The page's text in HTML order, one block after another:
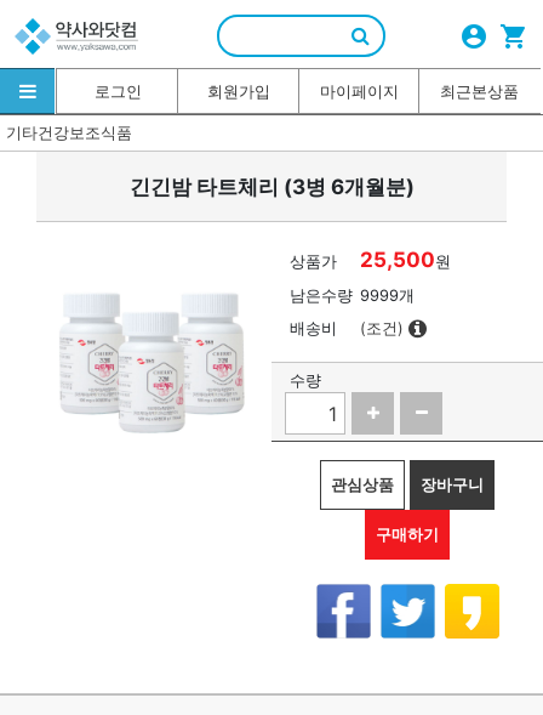
account_circle shopping_cart
로그인 회원가입 마이페이지 최근본상품
기타건강보조식품
긴긴밤 타트체리 (3병 6개월분)
상품가 25,500원
남은수량 9999개
배송비
(조건)
수량
관심상품 장바구니
구매하기